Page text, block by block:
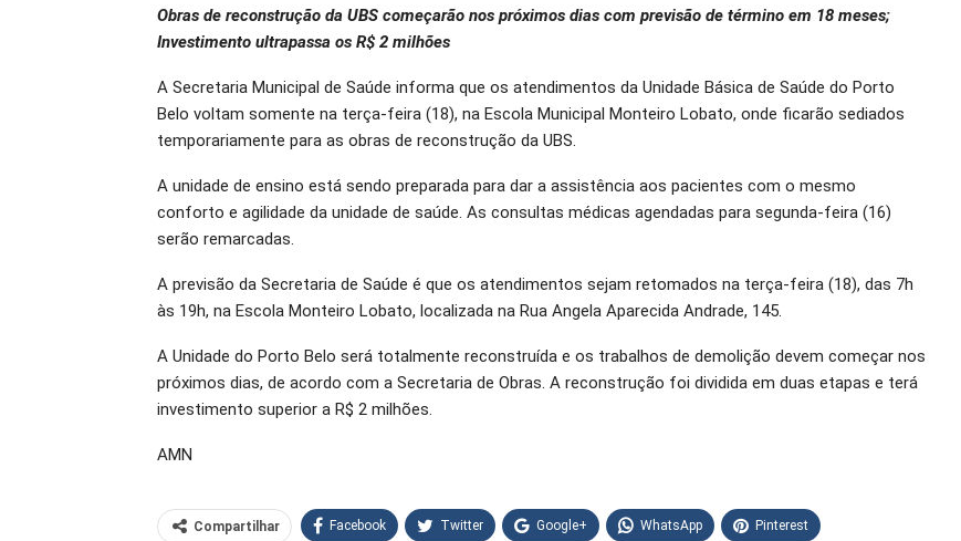
O email
Obras de reconstrução da UBS começarão nos próximos dias com previsão de término em 18 meses;
Investimento ultrapassa os R$ 2 milhões
A Secretaria Municipal de Saúde informa que os atendimentos da Unidade Básica de Saúde do Porto
Belo voltam somente na terça-feira (18), na Escola Municipal Monteiro Lobato, onde ficarão sediados
temporariamente para as obras de reconstrução da UBS.
A unidade de ensino está sendo preparada para dar a assistência aos pacientes com o mesmo
conforto e agilidade da unidade de saúde. As consultas médicas agendadas para segunda-feira (16)
serão remarcadas.
A previsão da Secretaria de Saúde é que os atendimentos sejam retomados na terça-feira (18), das 7h
às 19h, na Escola Monteiro Lobato, localizada na Rua Angela Aparecida Andrade, 145.
A Unidade do Porto Belo será totalmente reconstruída e os trabalhos de demolição devem começar nos
próximos dias, de acordo com a Secretaria de Obras. A reconstrução foi dividida em duas etapas e terá
investimento superior a R$ 2 milhões.
AMN
Compartilhar Facebook Twitter Google+ WhatsApp Pinterest